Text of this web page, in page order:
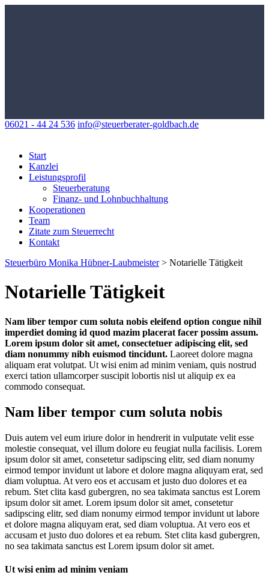
06021 - 44 24 536 info@steuerberater-goldbach.de
Start
Kanzlei
Leistungsprofil
Steuerberatung
Finanz- und Lohnbuchhaltung
Kooperationen
Team
Zitate zum Steuerrecht
Kontakt
Steuerbüro Monika Hübner-Laubmeister> Notarielle Tätigkeit
Notarielle Tätigkeit
Nam liber tempor cum soluta nobis eleifend option congue nihil
imperdiet doming id quod mazim placerat facer possim assum.
Lorem ipsum dolor sit amet, consectetuer adipiscing elit, sed
diam nonummy nibh euismod tincidunt. Laoreet dolore magna
aliquam erat volutpat. Ut wisi enim ad minim veniam, quis nostrud
exerci tation ullamcorper suscipit lobortis nisl ut aliquip ex ea
commodo consequat.
Nam liber tempor cum soluta nobis
Duis autem vel eum iriure dolor in hendrerit in vulputate velit esse
molestie consequat, vel illum dolore eu feugiat nulla facilisis. Lorem
ipsum dolor sit amet, consetetur sadipscing elitr, sed diam nonumy
eirmod tempor invidunt ut labore et dolore magna aliquyam erat, sed
diam voluptua. At vero eos et accusam et justo duo dolores et ea
rebum. Stet clita kasd gubergren, no sea takimata sanctus est Lorem
ipsum dolor sit amet. Lorem ipsum dolor sit amet, consetetur
sadipscing elitr, sed diam nonumy eirmod tempor invidunt ut labore
et dolore magna aliquyam erat, sed diam voluptua. At vero eos et
accusam et justo duo dolores et ea rebum. Stet clita kasd gubergren,
no sea takimata sanctus est Lorem ipsum dolor sit amet.
Ut wisi enim ad minim veniam